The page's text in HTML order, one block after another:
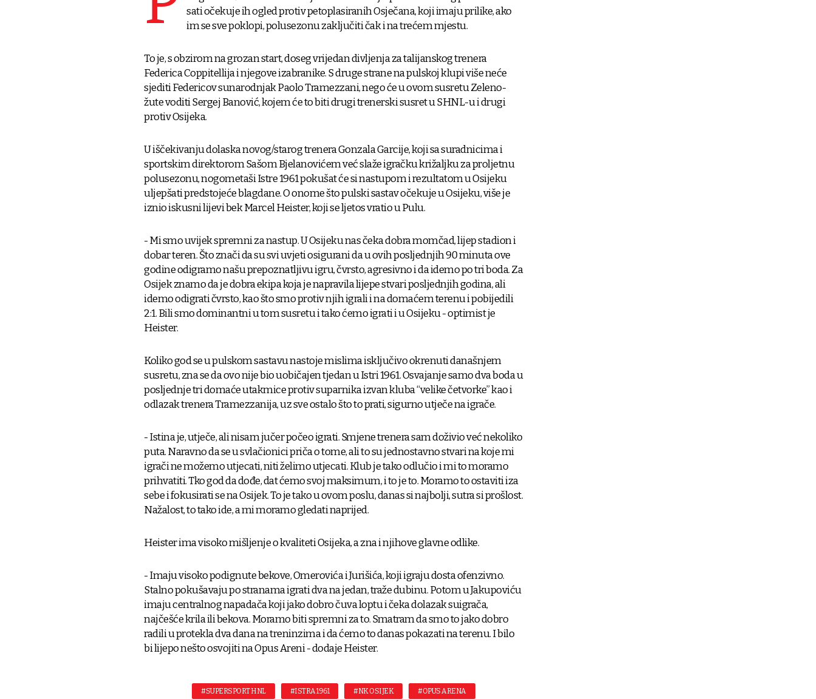
sati očekuje ih ogled protiv petoplasiranih Osječana, koji imaju prilike, ako
im se sve poklopi, polusezonu zaključiti čak i na trećem mjestu.
To je, s obzirom na grozan start, doseg vrijedan divljenja za talijanskog trenera
Federica Coppitellija i njegove izabranike. S druge strane na pulskoj klupi više neće
sjediti Federicov sunarodnjak Paolo Tramezzani, nego će u ovom susretu Zeleno-
žute voditi Sergej Banović, kojem će to biti drugi trenerski susret u SHNL-u i drugi
protiv Osijeka.
U iščekivanju dolaska novog/starog trenera Gonzala Garcije, koji sa suradnicima i
sportskim direktorom Sašom Bjelanovićem već slaže igračku križaljku za proljetnu
polusezonu, nogometaši Istre 1961 pokušat će si nastupom i rezultatom u Osijeku
uljepšati predstojeće blagdane. O onome što pulski sastav očekuje u Osijeku, više je
iznio iskusni lijevi bek Marcel Heister, koji se ljetos vratio u Pulu.
- Mi smo uvijek spremni za nastup. U Osijeku nas čeka dobra momčad, lijep stadion i
dobar teren. Što znači da su svi uvjeti osigurani da u ovih posljednjih 90 minuta ove
godine odigramo našu prepoznatljivu igru, čvrsto, agresivno i da idemo po tri boda. Za
Osijek znamo da je dobra ekipa koja je napravila lijepe stvari posljednjih godina, ali
idemo odigrati čvrsto, kao što smo protiv njih igrali i na domaćem terenu i pobijedili
2:1. Bili smo dominantni u tom susretu i tako ćemo igrati i u Osijeku - optimist je
Heister.
Koliko god se u pulskom sastavu nastoje mislima isključivo okrenuti današnjem
susretu, zna se da ovo nije bio uobičajen tjedan u Istri 1961. Osvajanje samo dva boda u
posljednje tri domaće utakmice protiv suparnika izvan kluba “velike četvorke” kao i
odlazak trenera Tramezzanija, uz sve ostalo što to prati, sigurno utječe na igrače.
- Istina je, utječe, ali nisam jučer počeo igrati. Smjene trenera sam doživio već nekoliko
puta. Naravno da se u svlačionici priča o tome, ali to su jednostavno stvari na koje mi
igrači ne možemo utjecati, niti želimo utjecati. Klub je tako odlučio i mi to moramo
prihvatiti. Tko god da dođe, dat ćemo svoj maksimum, i to je to. Moramo to ostaviti iza
sebe i fokusirati se na Osijek. To je tako u ovom poslu, danas si najbolji, sutra si prošlost.
Nažalost, to tako ide, a mi moramo gledati naprijed.
Heister ima visoko mišljenje o kvaliteti Osijeka, a zna i njihove glavne odlike.
- Imaju visoko podignute bekove, Omerovića i Jurišića, koji igraju dosta ofenzivno.
Stalno pokušavaju po stranama igrati dva na jedan, traže dubinu. Potom u Jakupoviću
imaju centralnog napadača koji jako dobro čuva loptu i čeka dolazak suigrača,
najčešće krila ili bekova. Moramo biti spremni za to. Smatram da smo to jako dobro
radili u protekla dva dana na treninzima i da ćemo to danas pokazati na terenu. I bilo
bi lijepo nešto osvojiti na Opus Areni - dodaje Heister.
#SUPERSPORT HNL #ISTRA 1961 #NK OSIJEK #OPUS ARENA